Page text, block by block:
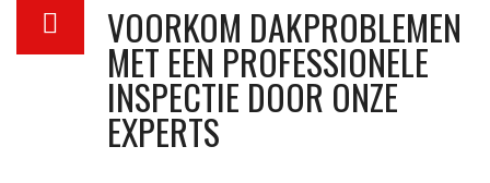
VOORKOM DAKPROBLEMEN
MET EEN PROFESSIONELE
INSPECTIE DOOR ONZE
EXPERTS